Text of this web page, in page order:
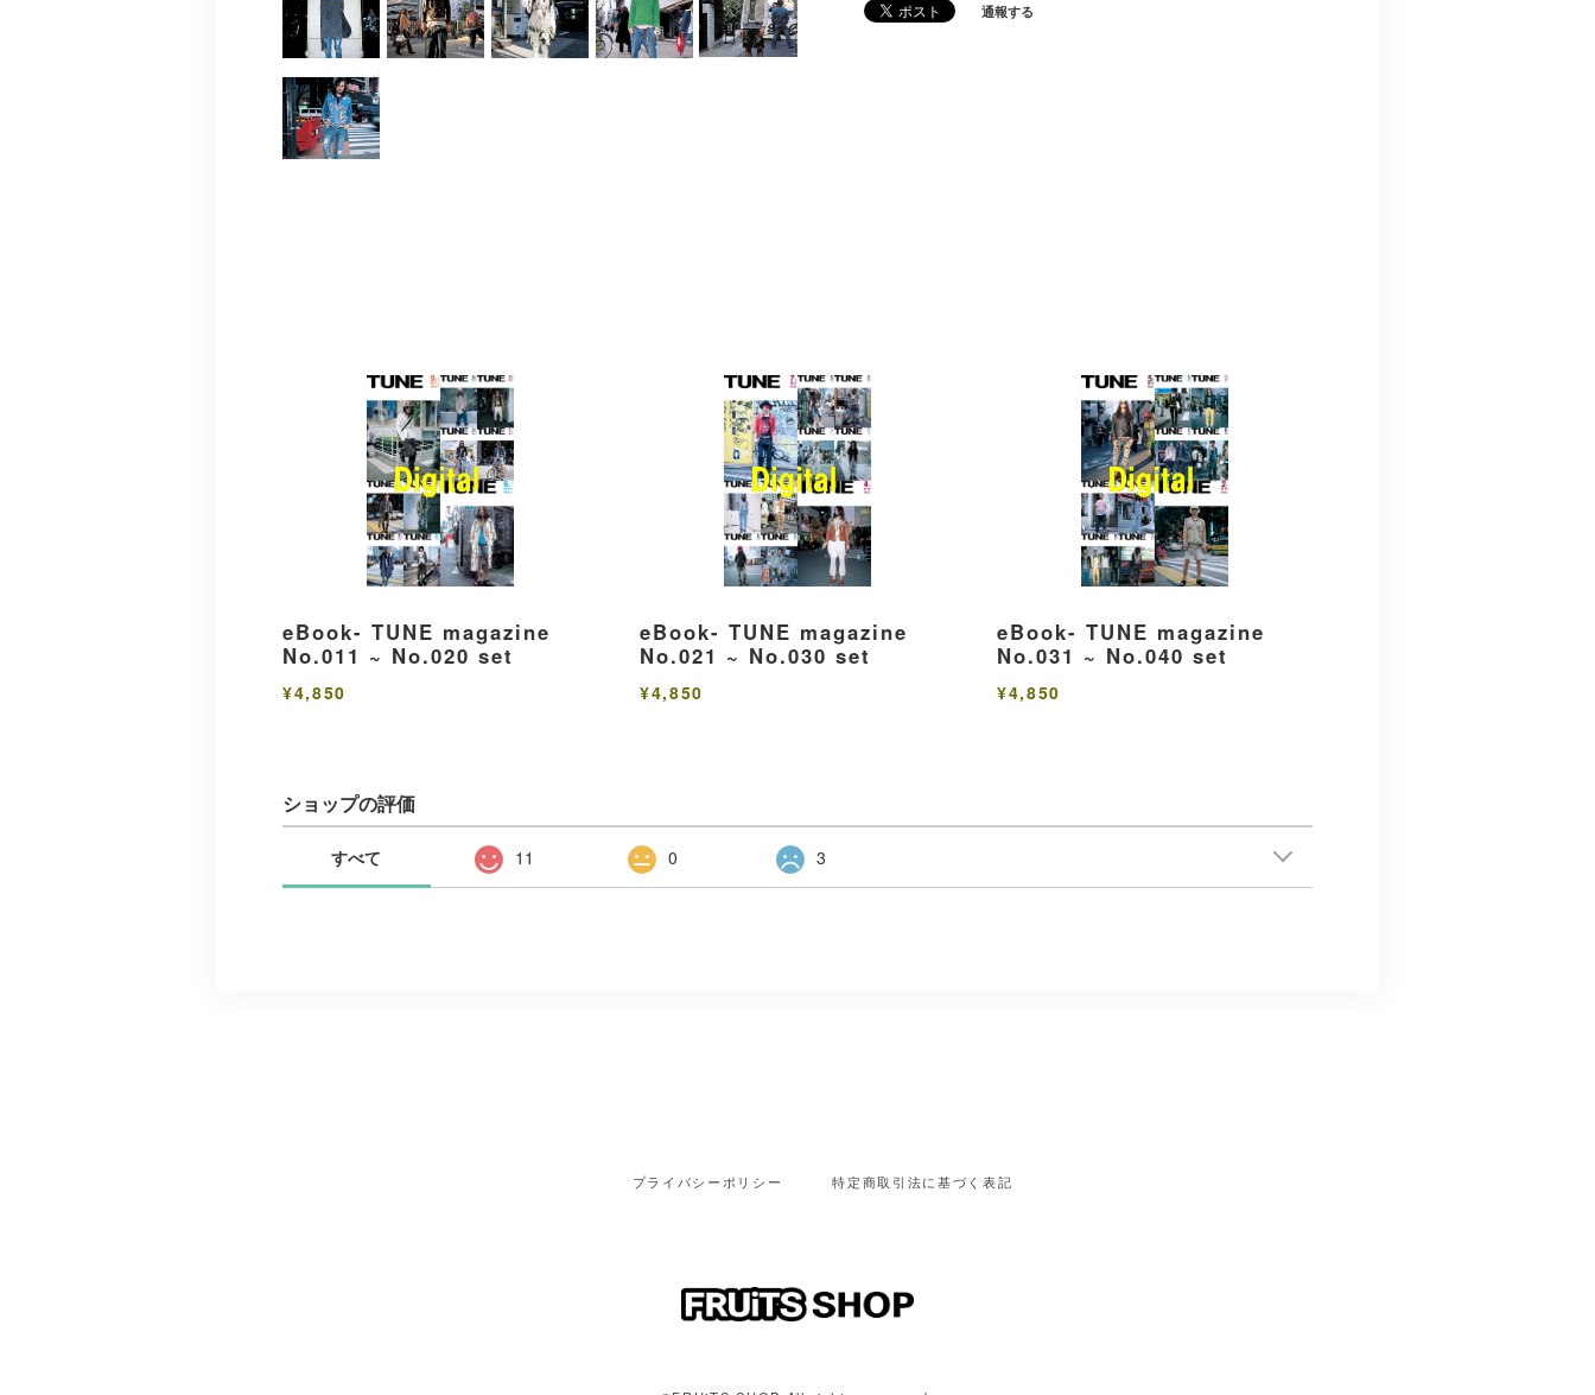
通報する
eBook- TUNE magazine
No.011 ~ No.020 set
¥4,850
eBook- TUNE magazine
No.021 ~ No.030 set
¥4,850
eBook- TUNE magazine
No.031 ~ No.040 set
¥4,850
ショップの評価
すべて 11 0 3
プライバシーポリシー 特定商取引法に基づく表記